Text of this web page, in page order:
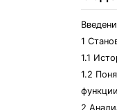
1
1.1
1.2
2